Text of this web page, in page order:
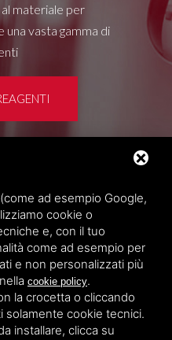
materiale per
vasta gamma di
2
(RO) ITALY,
P.I. 00748970290
ad esempio Google,
cookie o
e, con il tuo
come ad esempio per
e non personalizzati più
cookie policy.
la crocetta o cliccando
solamente cookie tecnici.
installare, clicca su